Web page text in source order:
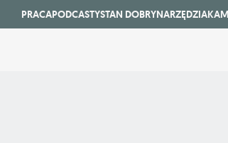
PRACAPODCASTYSTAN DOBRYNARZĘDZIA